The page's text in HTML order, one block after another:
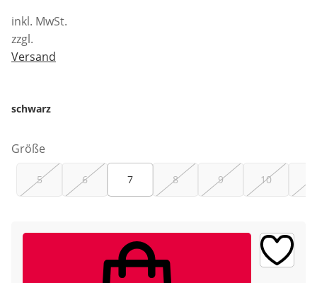
inkl. MwSt.
zzgl.
Versand
schwarz
Größe
5 6 7 8 9 10